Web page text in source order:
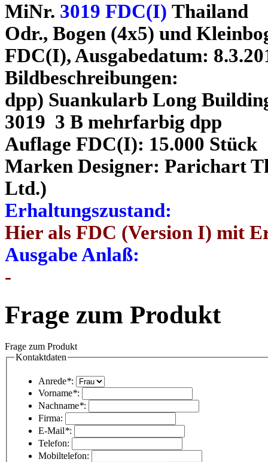
MiNr. 3019 FDC(I) Thailand
Odr., Bogen (4x5) und
FDC(I), Ausgabedatum:
Bildbeschreibungen:
dpp) Suankularb Long
3019 3 B mehrfarbig dpp
Auflage FDC(I): 15.000 Stück
Marken Designer: Parichart
Ltd.)
Erhaltungszustand:
Hier als FDC (Version I) mit
Ausgabe Anlaß:
-
Frage zum Produkt
Frage zum Produkt
Kontaktdaten
Anrede*:
Vorname*:
Nachname*:
Firma:
E-Mail*:
Telefon:
Mobiltelefon: